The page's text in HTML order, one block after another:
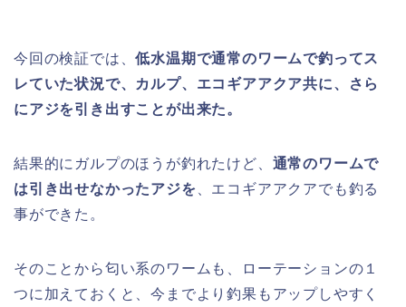
今回の検証では、低水温期で通常のワームで釣ってス
レていた状況で、カルプ、エコギアアクア共に、さら
にアジを引き出すことが出来た。
結果的にガルプのほうが釣れたけど、 通常のワームで
は引き出せなかったアジを 、エコギアアクアでも釣る
事ができた。
そのことから匂い系のワームも、ローテーションの１
つに加えておくと、今までより釣果もアップしやすく